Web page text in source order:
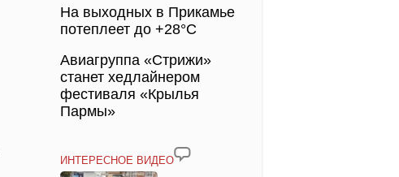
На выходных в Прикамье
потеплеет до +28°C
Авиагруппа «Стрижи»
станет хедлайнером
фестиваля «Крылья
Пармы»
ИНТЕРЕСНОЕ ВИДЕО